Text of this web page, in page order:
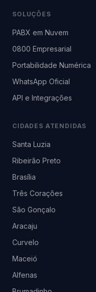
SOLUÇÕES
PABX em Nuvem
0800 Empresarial
Portabilidade Numérica
WhatsApp Oficial
API e Integrações
CIDADES ATENDIDAS
Santa Luzia
Ribeirão Preto
Brasília
Três Corações
São Gonçalo
Aracaju
Curvelo
Maceió
Alfenas